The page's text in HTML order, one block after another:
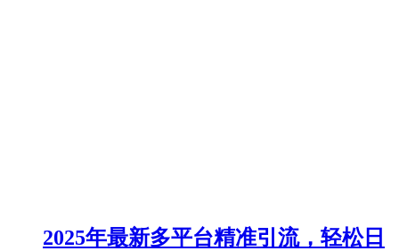
2025年最新多平台精准引流，轻松日